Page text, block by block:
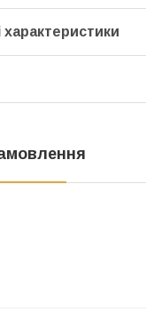
характеристики